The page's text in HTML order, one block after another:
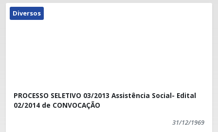
Diversos
PROCESSO SELETIVO 03/2013 Assistência Social- Edital
02/2014 de CONVOCAÇÃO
31/12/1969